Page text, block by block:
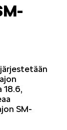
18.6,
SM-